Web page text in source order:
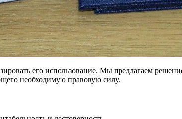
его использование. Мы предлагаем
необходимую правовую силу.